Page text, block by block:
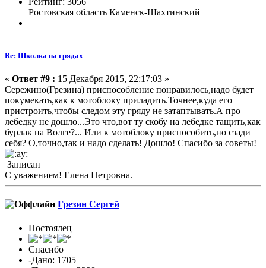
Ростовская область Каменск-Шахтинский
Re: Школка на грядах
« Ответ #9 : 15 Декабря 2015, 22:17:03 »
Сережино(Грезина) приспособление понравилось,надо будет
покумекать,как к мотоблоку приладить.Точнее,куда его
пристроить,чтобы следом эту гряду не затаптывать.А про
лебедку не дошло...Это что,вот ту скобу на лебедке тащить,как
бурлак на Волге?... Или к мотоблоку приспособить,но сзади
себя? О,точно,так и надо сделать! Дошло! Спасибо за советы!
Записан
С уважением! Елена Петровна.
Грезин Сергей
Постоялец
Спасибо
-Дано: 1705